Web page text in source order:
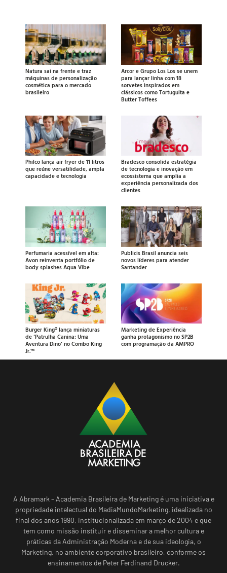
Natura sai na frente e traz
máquinas de personalização
cosmética para o mercado
brasileiro
Arcor e Grupo Los Los se unem
para lançar linha com 18
sorvetes inspirados em
clássicos como Tortuguita e
Butter Toffees
Philco lança air fryer de 11 litros
que reúne versatilidade, ampla
capacidade e tecnologia
Bradesco consolida estratégia
de tecnologia e inovação em
ecossistema que amplia a
experiência personalizada dos
clientes
Perfumaria acessível em alta:
Avon reinventa portfólio de
body splashes Aqua Vibe
Publicis Brasil anuncia seis
novos líderes para atender
Santander
Burger King® lança miniaturas
de ‘Patrulha Canina: Uma
Aventura Dino’ no Combo King
Jr.™
Marketing de Experiência
ganha protagonismo no SP2B
com programação da AMPRO
A Abramark – Academia Brasileira de Marketing é uma iniciativa e
propriedade intelectual do MadiaMundoMarketing, idealizada no
final dos anos 1990, institucionalizada em março de 2004 e que
tem como missão instituir e disseminar a melhor cultura e
práticas da Administração Moderna e de sua ideologia, o
Marketing, no ambiente corporativo brasileiro, conforme os
ensinamentos de Peter Ferdinand Drucker.